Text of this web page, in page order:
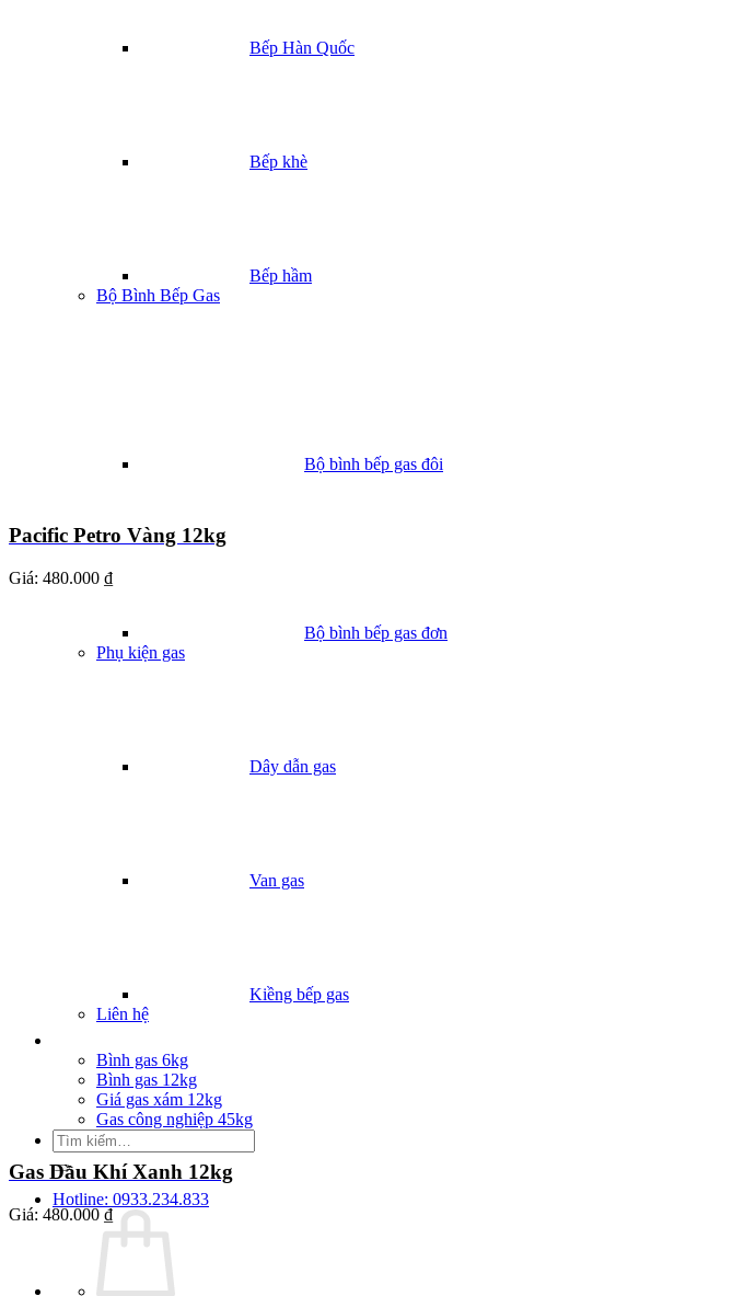
Bếp Hàn Quốc
Bếp khè
Bếp hầm
Bộ Bình Bếp Gas
Bộ bình bếp gas đôi
Bộ bình bếp gas đơn
Phụ kiện gas
Dây dẫn gas
Van gas
Kiềng bếp gas
Liên hệ
Bình gas 6kg
Bình gas 12kg
Giá gas xám 12kg
Gas công nghiệp 45kg
Tìm
kiếm:
Hotline: 0933.234.833
Pacific Petro Vàng 12kg
Giá: 480.000 ₫
Gas Dầu Khí Xanh 12kg
Giá: 480.000 ₫